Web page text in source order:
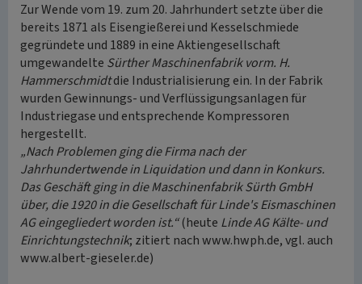
Zur Wende vom 19. zum 20. Jahrhundert setzte über die
bereits 1871 als Eisengießerei und Kesselschmiede
gegründete und 1889 in eine Aktiengesellschaft
umgewandelte Sürther Maschinenfabrik vorm. H.
Hammerschmidtdie Industrialisierung ein. In der Fabrik
wurden Gewinnungs- und Verflüssigungsanlagen für
Industriegase und entsprechende Kompressoren
hergestellt.
„Nach Problemen ging die Firma nach der
Jahrhundertwende in Liquidation und dann in Konkurs.
Das Geschäft ging in die Maschinenfabrik Sürth GmbH
über, die 1920 in die Gesellschaft für Linde's Eismaschinen
AG eingegliedert worden ist.“(heute Linde AG Kälte- und
Einrichtungstechnik; zitiert nach www.hwph.de, vgl. auch
www.albert-gieseler.de)